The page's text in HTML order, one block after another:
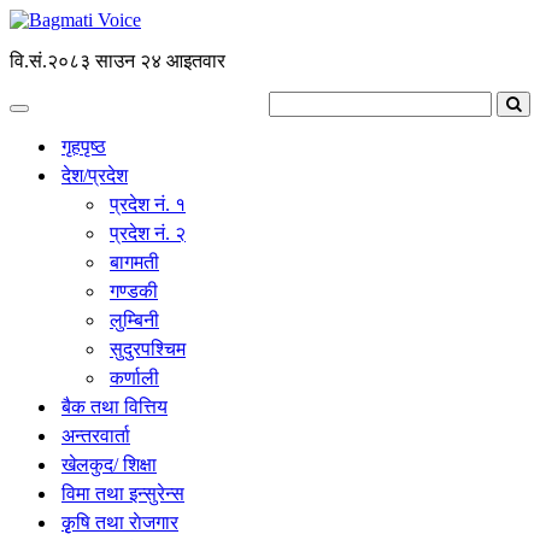
वि.सं.२०८३ साउन २४ आइतवार
गृहपृष्ठ
देश/प्रदेश
प्रदेश नं. १
प्रदेश नं. २
बागमती
गण्डकी
लुम्बिनी
सुदुरपश्चिम
कर्णाली
बैक तथा वित्तिय
अन्तरवार्ता
खेलकुद/ शिक्षा
विमा तथा इन्सुरेन्स
कृृषि तथा राेजगार